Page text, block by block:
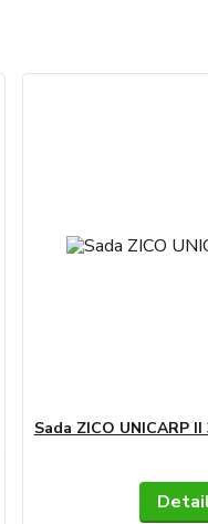
Sada ZICO UNICARP II